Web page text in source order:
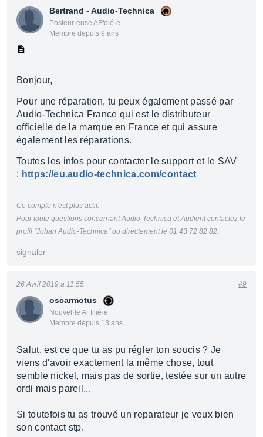
Bertrand - Audio-Technica
Posteur·euse AFfolé·e
Membre depuis 9 ans
Bonjour,
Pour une réparation, tu peux également passé par
Audio-Technica France qui est le distributeur
officielle de la marque en France et qui assure
également les réparations.
Toutes les infos pour contacter le support et le SAV
: https://eu.audio-technica.com/contact
Ce compte n'est plus actif.
Pour toute questions concernant Audio-Technica et Audient contactez le
profil "Johan Audio-Technica" ou directement le 01 43 72 82 82.
signaler
oscarmotus
Nouvel·le AFfilié·e
Membre depuis 13 ans
26 Avril 2019 à 11:55 #9
Salut, est ce que tu as pu régler ton soucis ? Je
viens d'avoir exactement la même chose, tout
semble nickel, mais pas de sortie, testée sur un autre
ordi mais pareil...
Si toutefois tu as trouvé un reparateur je veux bien
son contact stp.